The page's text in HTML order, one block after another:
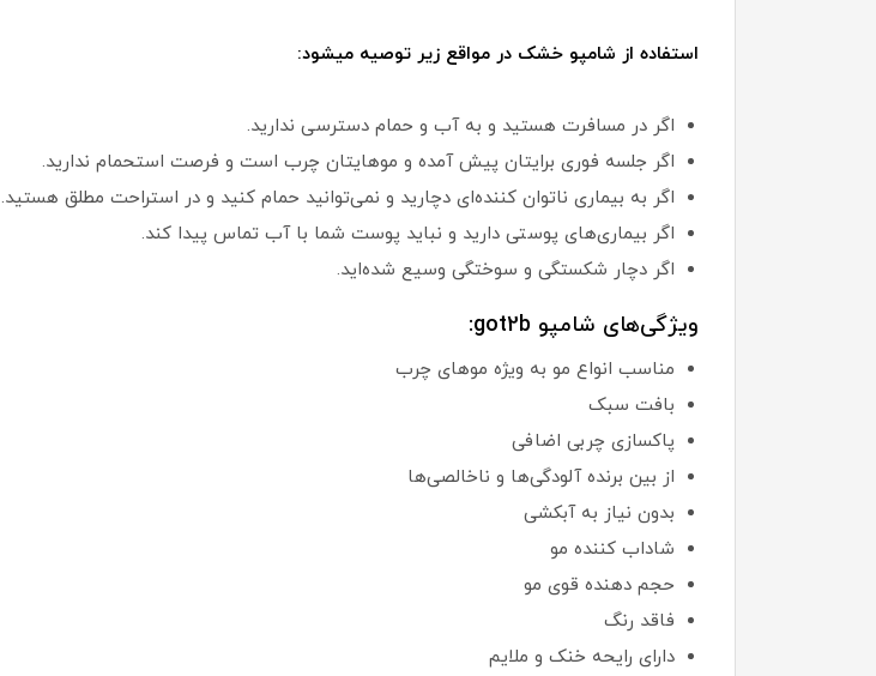
استفاده از شامپو خشک در مواقع زیر توصیه میشود:
اگر در مسافرت هستید و به آب و حمام دسترسی ندارید.
اگر جلسه فوری برایتان پیش آمده و موهایتان چرب است و فرصت استحمام ندارید.
اگر به بیماری ناتوان کننده‌ای دچارید و نمی‌توانید حمام کنید و در استراحت مطلق هستید.
اگر بیماری‌های پوستی دارید و نباید پوست شما با آب تماس پیدا کند.
اگر دچار شکستگی و سوختگی وسیع شده‌اید.
ویژگی‌های شامپو got2b:
مناسب انواع مو به ویژه موهای چرب
بافت سبک
پاکسازی چربی اضافی
از بین برنده آلودگی‌ها و ناخالصی‌ها
بدون نیاز به آبکشی
شاداب کننده مو
حجم دهنده قوی مو
فاقد رنگ
دارای رایحه خنک و ملایم